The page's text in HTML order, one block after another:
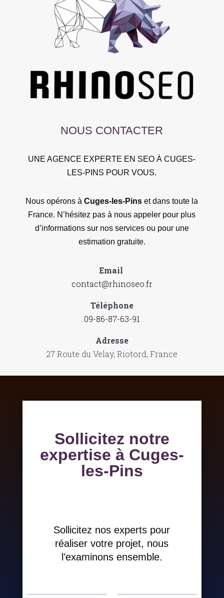
NOUS CONTACTER
UNE AGENCE EXPERTE EN SEO À CUGES-
LES-PINS POUR VOUS.
Nous opérons àCuges-les-Pins et dans toute la
France. N’hésitez pas à nous appeler pour plus
d’informations sur nos services ou pour une
estimation gratuite.
Email
contact@rhinoseo.fr
Téléphone
09-86-87-63-91
Adresse
27 Route du Velay, Riotord, France
Sollicitez notre
expertise à Cuges-
les-Pins
Sollicitez nos experts pour
réaliser votre projet, nous
l’examinons ensemble.